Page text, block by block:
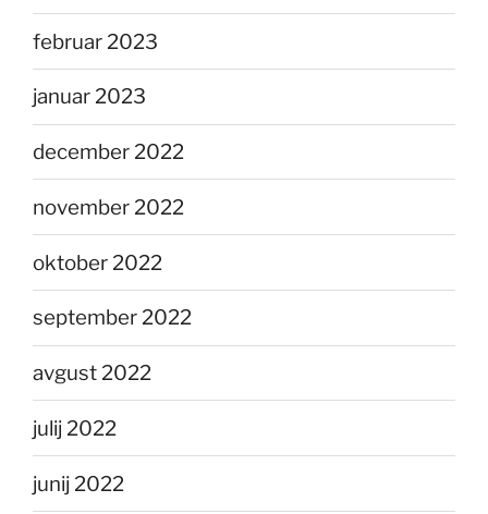
februar 2023
januar 2023
december 2022
november 2022
oktober 2022
september 2022
avgust 2022
julij 2022
junij 2022